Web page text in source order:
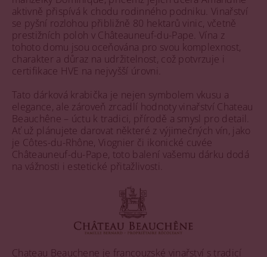
aktivně přispívá k chodu rodinného podniku. Vinařství
se pyšní rozlohou přibližně 80 hektarů vinic, včetně
prestižních poloh v Châteauneuf-du-Pape. Vína z
tohoto domu jsou oceňována pro svou komplexnost,
charakter a důraz na udržitelnost, což potvrzuje i
certifikace HVE na nejvyšší úrovni.
Tato dárková krabička je nejen symbolem vkusu a
elegance, ale zároveň zrcadlí hodnoty vinařství Chateau
Beauchêne – úctu k tradici, přírodě a smysl pro detail.
Ať už plánujete darovat některé z výjimečných vín, jako
je Côtes-du-Rhône, Viognier či ikonické cuvée
Châteauneuf-du-Pape, toto balení vašemu dárku dodá
na vážnosti i estetické přitažlivosti.
Chateau Beauchene je francouzské vinařství s tradicí